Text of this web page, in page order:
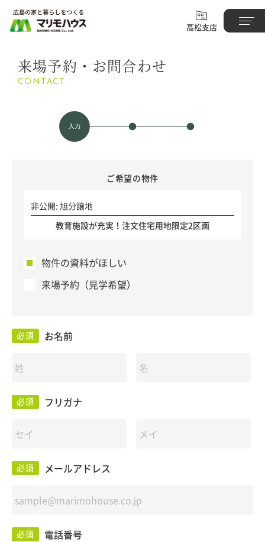
高松支店
来場予約・お問合わせ
CONTACT
ご希望の物件
非公開: 旭分譲地
教育施設が充実！注文住宅用地限定2区画
物件の資料がほしい
来場予約（見学希望）
お名前
必須
フリガナ
必須
メールアドレス
必須
電話番号
必須